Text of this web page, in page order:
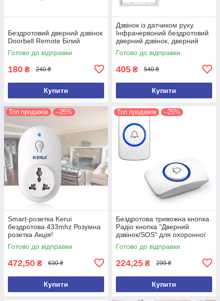
Бездротовий дверний дзвінок
Doorbell Remote Білий
Готово до відправки
180 ₴ 240 ₴
Купити
Дзвінок із датчиком руху.
Інфрачервоний бездротовий
дверний дзвінок, дверний
дзвіночок
Готово до відправки
405 ₴ 540 ₴
Купити
Топ продажів –25%
Smart-розетка Kerui
бездротова 433mhz Розумна
розетка Акція!
Готово до відправки
472,50 ₴ 630 ₴
Купити
Топ продажів –25%
Бездротова тривожна кнопка.
Радіо кнопка "Дверний
дзвінок/SOS" для охоронної
сигналізації.Кнопка KERUI F
51
Готово до відправки
224,25 ₴ 299 ₴
Купити